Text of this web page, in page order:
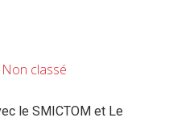
Non classé
le SMICTOM et Le